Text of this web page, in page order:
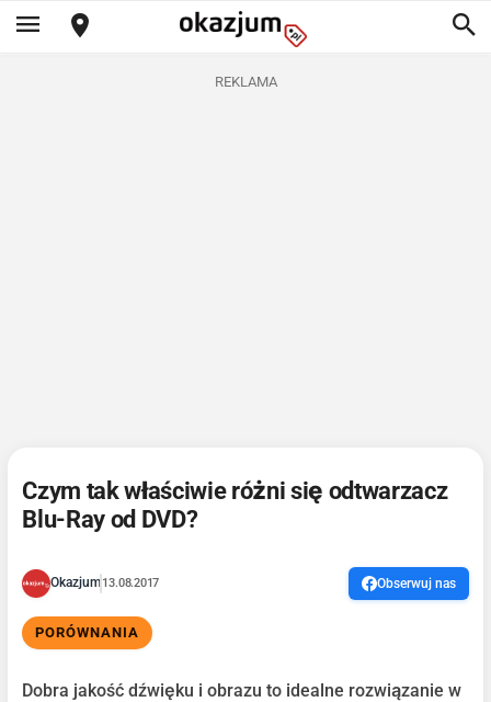
REKLAMA
Czym tak właściwie różni się odtwarzacz
Blu-Ray od DVD?
Okazjum 13.08.2017 Obserwuj nas
PORÓWNANIA
Dobra jakość dźwięku i obrazu to idealne rozwiązanie w